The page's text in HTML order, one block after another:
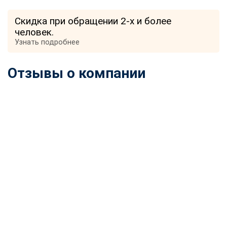
Скидка при обращении 2-х и более
человек.
Узнать подробнее
Отзывы о компании